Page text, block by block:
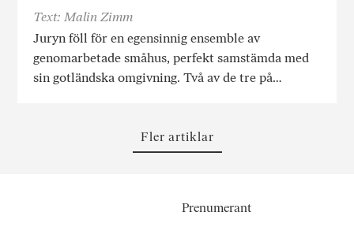
Text: Malin Zimm
Juryn föll för en egensinnig ensemble av
genomarbetade småhus, perfekt samstämda med
sin gotländska omgivning. Två av de tre på…
Fler artiklar
Prenumerant